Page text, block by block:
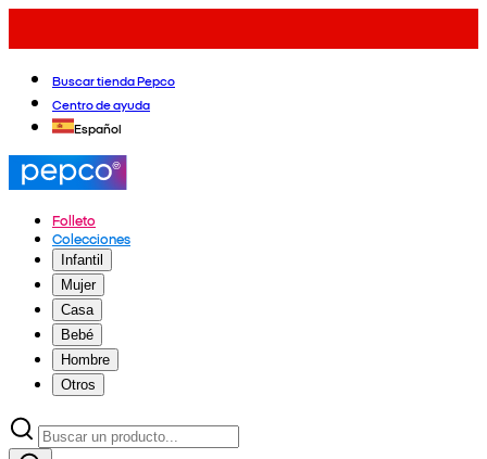
Buscar tienda Pepco
Centro de ayuda
Español
Folleto
Colecciones
Infantil
Mujer
Casa
Bebé
Hombre
Otros